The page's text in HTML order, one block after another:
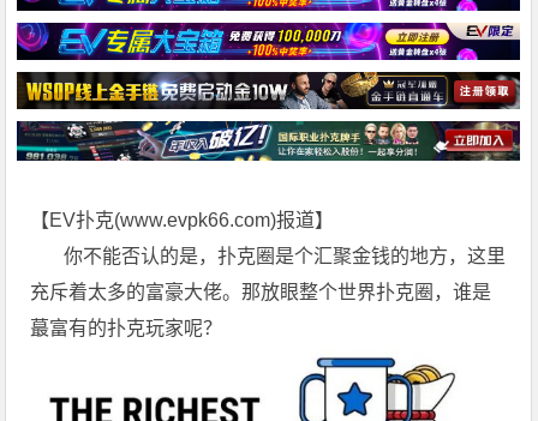
【EV扑克(www.evpk66.com)报道】
你不能否认的是，扑克圈是个汇聚金钱的地方，这里
充斥着太多的富豪大佬。那放眼整个世界扑克圈，谁是
蕞富有的扑克玩家呢？